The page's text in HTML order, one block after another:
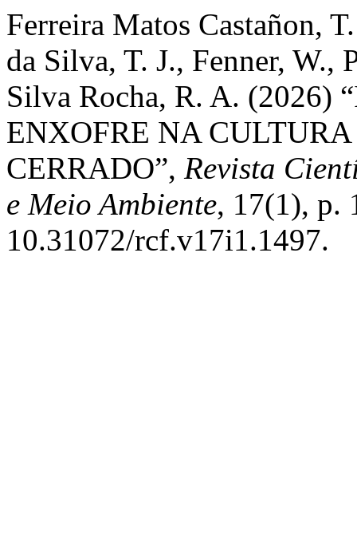
Ferreira Matos Castañon,
da Silva, T. J., Fenner, W.,
Silva Rocha, R. A. (2026)
ENXOFRE NA
CERRADO”, Revista
e Meio Ambiente, 17(1), p.
10.31072/rcf.v17i1.1497.